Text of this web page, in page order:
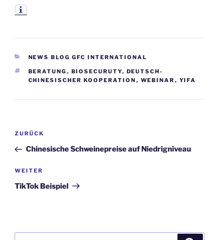
KATEGORIEN
NEWS BLOG GFC INTERNATIONAL
SCHLAGWÖRTER
BERATUNG , BIOSECURUTY, DEUTSCH-
CHINESISCHER KOOPERATION , WEBINAR , YIFA
Beitragsnavigation
Vorheriger
Beitrag
ZURÜCK
Chinesische Schweinepreise auf Niedrigniveau
Nächster
Beitrag
WEITER
TikTok Beispiel